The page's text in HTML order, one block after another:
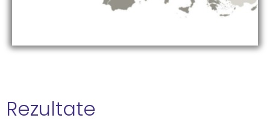
Rezultate